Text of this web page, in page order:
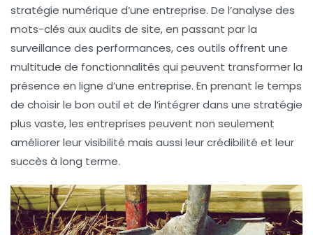
stratégie numérique d’une entreprise. De l’analyse des
mots-clés aux audits de site, en passant par la
surveillance des performances, ces outils offrent une
multitude de fonctionnalités qui peuvent transformer la
présence en ligne d’une entreprise. En prenant le temps
de choisir le bon outil et de l’intégrer dans une stratégie
plus vaste, les entreprises peuvent non seulement
améliorer leur visibilité mais aussi leur crédibilité et leur
succès à long terme.